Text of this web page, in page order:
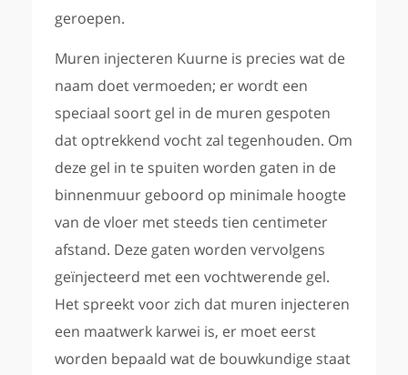
geroepen.
Muren injecteren Kuurne is precies wat de
naam doet vermoeden; er wordt een
speciaal soort gel in de muren gespoten
dat optrekkend vocht zal tegenhouden. Om
deze gel in te spuiten worden gaten in de
binnenmuur geboord op minimale hoogte
van de vloer met steeds tien centimeter
afstand. Deze gaten worden vervolgens
geïnjecteerd met een vochtwerende gel.
Het spreekt voor zich dat muren injecteren
een maatwerk karwei is, er moet eerst
worden bepaald wat de bouwkundige staat